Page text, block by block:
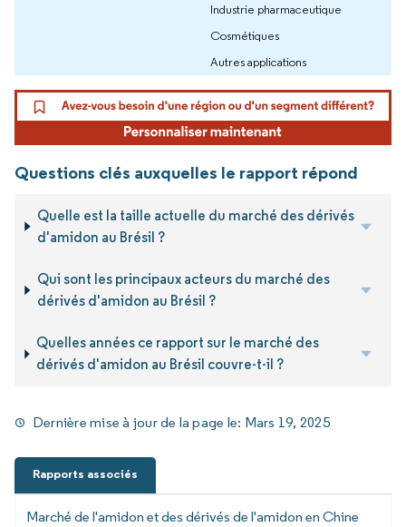
Industrie pharmaceutique
Cosmétiques
Autres applications
Questions clés auxquelles le rapport répond
Quelle est la taille actuelle du marché des dérivés
d'amidon au Brésil ?
Qui sont les principaux acteurs du marché des
dérivés d'amidon au Brésil ?
Quelles années ce rapport sur le marché des
dérivés d'amidon au Brésil couvre-t-il ?
Dernière mise à jour de la page le: Mars 19, 2025
Rapports associés
Marché de l'amidon et des dérivés de l'amidon en Chine